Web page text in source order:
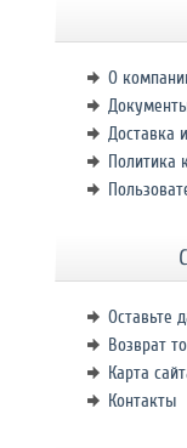
О
Доставка
Политика
Оставьте
Возврат
Карта
Контакты